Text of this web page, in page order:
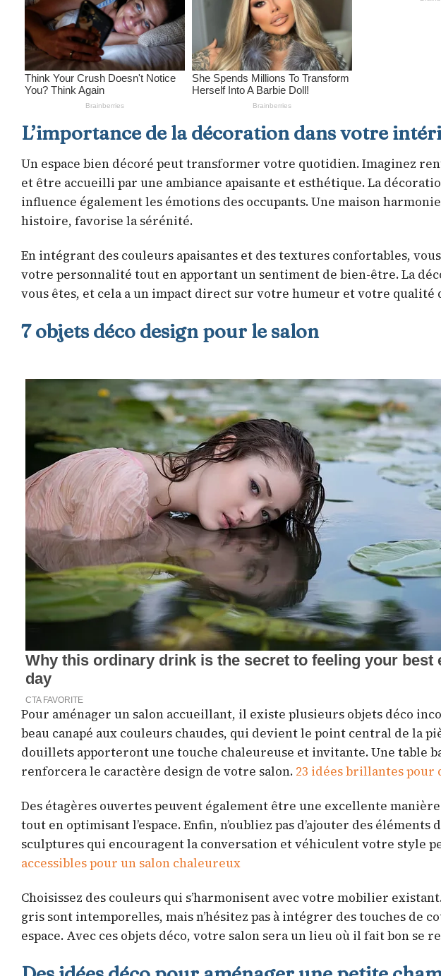
L’importance de la décoration dans votre
Un espace bien décoré peut transformer votre quotidien. Imaginez
et être accueilli par une ambiance apaisante et esthétique. La
influence également les émotions des occupants. Une maison
histoire, favorise la sérénité.
En intégrant des couleurs apaisantes et des textures confortables,
votre personnalité tout en apportant un sentiment de bien-être. La
vous êtes, et cela a un impact direct sur votre humeur et votre qualité
7 objets déco design pour le salon
Pour aménager un salon accueillant, il existe plusieurs objets déco
beau canapé aux couleurs chaudes, qui devient le point central de la
douillets apporteront une touche chaleureuse et invitante. Une table
renforcera le caractère design de votre salon. 23 idées brillantes pour
Des étagères ouvertes peuvent également être une excellente
tout en optimisant l’espace. Enfin, n’oubliez pas d’ajouter des éléments
sculptures qui encouragent la conversation et véhiculent votre style
accessibles pour un salon chaleureux
Choisissez des couleurs qui s’harmonisent avec votre mobilier
gris sont intemporelles, mais n’hésitez pas à intégrer des touches de
espace. Avec ces objets déco, votre salon sera un lieu où il fait bon se